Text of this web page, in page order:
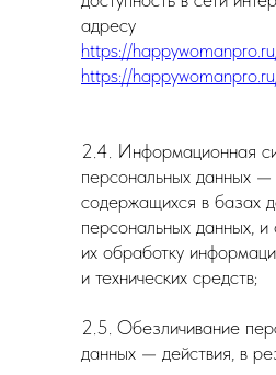
адресу
https://
https://
2.4. Информационная
персональных данных —
содержащихся в базах
персональных данных,
их обработку
и технических средств;
2.5. Обезличивание
данных — действия, в